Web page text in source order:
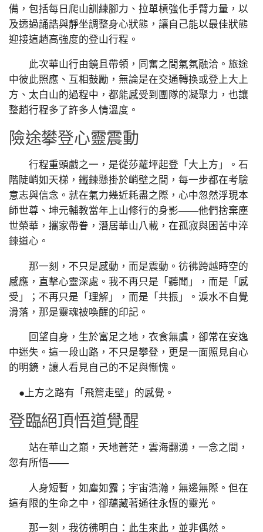
備，包括每日爬山訓練腳力、拉單槓強化手臂力量，以
及透過誦誥與靜坐調整身心狀態，讓自己能以最佳狀態
迎接這趟高強度的登山行程。
此次華山行由鏡且帶領，同奮之間氣氛融洽。旅途
中彼此照應、互相鼓勵，無論是在交通轉換或登上大上
方、太白山的過程中，都能感受到團隊的凝聚力，也讓
整趟行程多了許多人情溫度。
險途攀登心靈震動
行程重頭戲之一，是從莎蘿坪起登「大上方」。石
階陡峭如天梯，鐵鍊懸掛於峭壁之間，每一步都在考驗
意志與信念。就在氣力幾近耗盡之際，心中忽然浮現本
師世尊、坤元輔教當年上山修行的身影——他們捨棄塵
世榮華，攜家帶眷，潛居華山八載，在孤寂與困苦中淬
鍊道心。
那一刻，不只是感動，而是震動。彷彿跨越時空的
感應，直擊心靈深處。我不再只是「聽聞」，而是「感
受」；不再只是「理解」，而是「共振」。淚水不自覺
滑落，那是靈魂被喚醒的印記。
回望自身，生於富足之地，衣食無虞，卻常在安逸
中迷失。這一段山路，不只是攀登，更是一面照見自心
的明鏡，讓人看見自己的不足與慚愧。
●上方之路有「飛簷走壁」的感覺。
登臨絕頂悟道覺醒
站在華山之巔，天地蒼茫，雲海翻湧，一念之間，
忽有所悟——
人身短暫，如塵如露；宇宙浩瀚，無邊無際。但在
這有限的生命之中，卻蘊藏著通往永恆的靈光。
那一刻，我彷彿明白：此生來此，並非偶然。